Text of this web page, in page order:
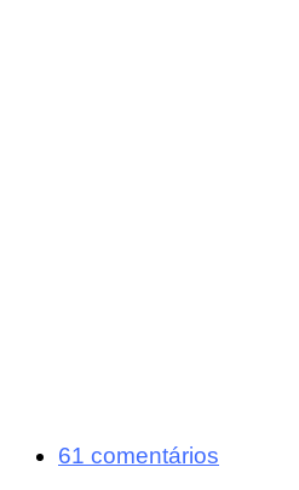
61 comentários